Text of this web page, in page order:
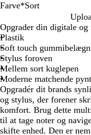
Farve*Sort
o
r
t
o
r
d
e
a
u
x
e
v
o
l
v
e
r
m
e
t
a
a
r
i
n
e
b
l
å
Opgrader din digitale
Plastik
Soft touch
Stylus foroven
Mellem sort kuglepen
Moderne matchende pynt
Opgradér dit brands
og stylus, der forener
komfort. Brug dette
til at tage noter og
skifte enhed. Den er